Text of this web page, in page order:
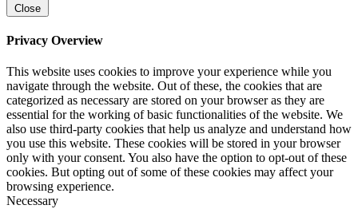
Close
Privacy Overview
This website uses cookies to improve your experience while you
navigate through the website. Out of these, the cookies that are
categorized as necessary are stored on your browser as they are
essential for the working of basic functionalities of the website. We
also use third-party cookies that help us analyze and understand how
you use this website. These cookies will be stored in your browser
only with your consent. You also have the option to opt-out of these
cookies. But opting out of some of these cookies may affect your
browsing experience.
Necessary